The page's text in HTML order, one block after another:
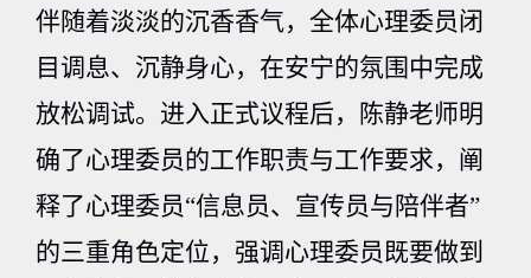
伴随着淡淡的沉香香气，全体心理委员闭
目调息、沉静身心，在安宁的氛围中完成
放松调试。进入正式议程后，陈静老师明
确了心理委员的工作职责与工作要求，阐
释了心理委员“信息员、宣传员与陪伴者”
的三重角色定位，强调心理委员既要做到